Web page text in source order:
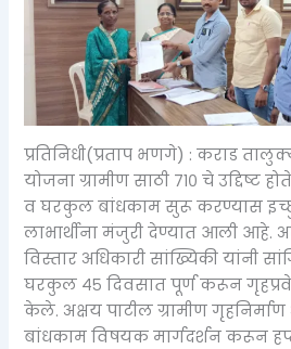
प्रतिनिधी(प्रताप भणगे) : कराड
योजना ग्रामीण साठी ७१० चे उद्दिष्ट
व घरकुल बांधकाम सुरू करण्यास
लाभार्थीना मंजुरी देण्यात आली आहे.
विस्तार अधिकारी सांख्यिकी यांनी
घरकुल ४५ दिवसात पूर्ण करून
केले. अक्षय पाटील ग्रामीण
बांधकाम विषयक मार्गदर्शन करून